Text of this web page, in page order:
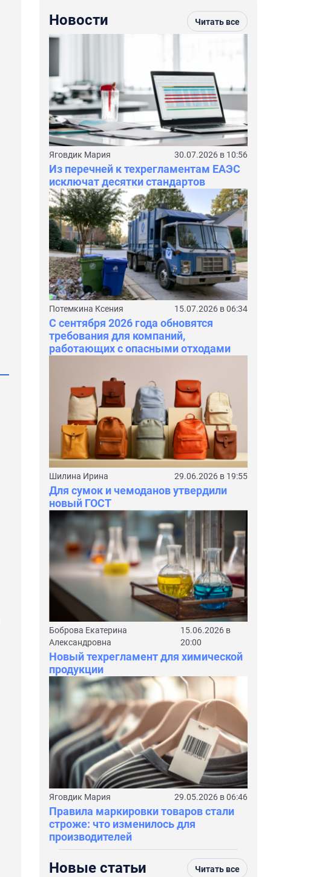
Новости Читать все
Яговдик Мария 30.07.2026 в 10:56
Из перечней к техрегламентам ЕАЭС
исключат десятки стандартов
Потемкина Ксения 15.07.2026 в 06:34
С сентября 2026 года обновятся
требования для компаний,
работающих с опасными отходами
Шилина Ирина 29.06.2026 в 19:55
Для сумок и чемоданов утвердили
новый ГОСТ
Боброва Екатерина
Александровна
15.06.2026 в
20:00
Новый техрегламент для химической
продукции
Яговдик Мария 29.05.2026 в 06:46
Правила маркировки товаров стали
строже: что изменилось для
производителей
Новые статьи Читать все